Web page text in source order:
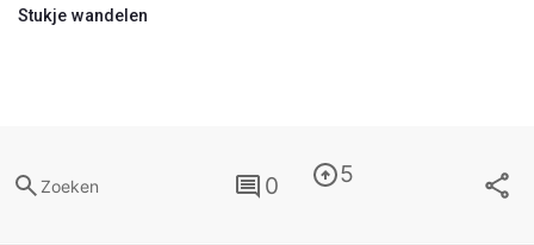
Stukje wandelen
Zoeken 0 5